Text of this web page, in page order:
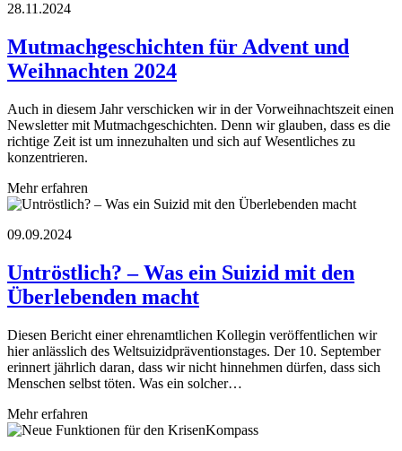
28.11.2024
Mutmachgeschichten für Advent und
Weihnachten 2024
Auch in diesem Jahr verschicken wir in der Vorweihnachtszeit einen
Newsletter mit Mutmachgeschichten. Denn wir glauben, dass es die
richtige Zeit ist um innezuhalten und sich auf Wesentliches zu
konzentrieren.
Mehr erfahren
09.09.2024
Untröstlich? – Was ein Suizid mit den
Überlebenden macht
Diesen Bericht einer ehrenamtlichen Kollegin veröffentlichen wir
hier anlässlich des Weltsuizidpräventionstages. Der 10. September
erinnert jährlich daran, dass wir nicht hinnehmen dürfen, dass sich
Menschen selbst töten. Was ein solcher…
Mehr erfahren